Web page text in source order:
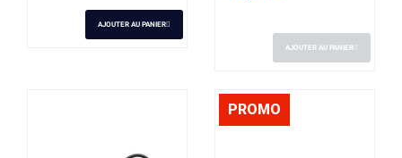
AJOUTER AU PANIER
AJOUTER AU PANIER
PROMO